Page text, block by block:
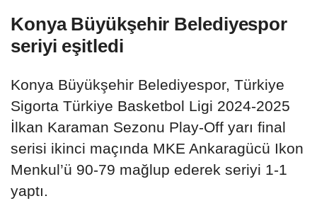
Konya Büyükşehir Belediyespor
seriyi eşitledi
Konya Büyükşehir Belediyespor, Türkiye
Sigorta Türkiye Basketbol Ligi 2024-2025
İlkan Karaman Sezonu Play-Off yarı final
serisi ikinci maçında MKE Ankaragücü Ikon
Menkul’ü 90-79 mağlup ederek seriyi 1-1
yaptı.